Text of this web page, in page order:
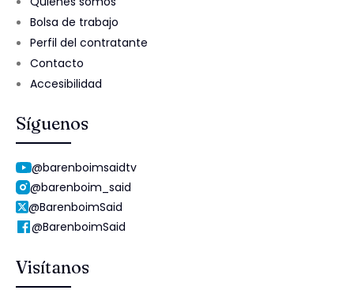
Bolsa de trabajo
Perfil del contratante
Contacto
Accesibilidad
Síguenos
@barenboimsaidtv
@barenboim_said
@BarenboimSaid
@BarenboimSaid
Visítanos